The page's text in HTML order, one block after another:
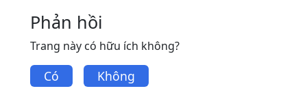
Phản hồi
Trang này có hữu ích không?
Có Không